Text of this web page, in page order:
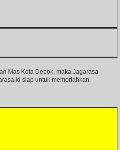
Mas Kota Depok, maka Jagarasa
siap untuk memeriahkan